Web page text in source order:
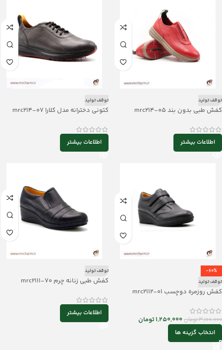
توقف تولید
کفش طبی بدون بند mrc214-05
اطلاعات بیشتر
توقف تولید
کتونی دخترانه مدل کلارا mrc214-07
اطلاعات بیشتر
-60%
توقف تولید
کفش روزمره دوچسب mrc2112-01
3,100,000تومان1,250,000تومان
انتخاب گزینه ها
توقف تولید
کفش طبی زنانه چرم mrc2111-70
اطلاعات بیشتر